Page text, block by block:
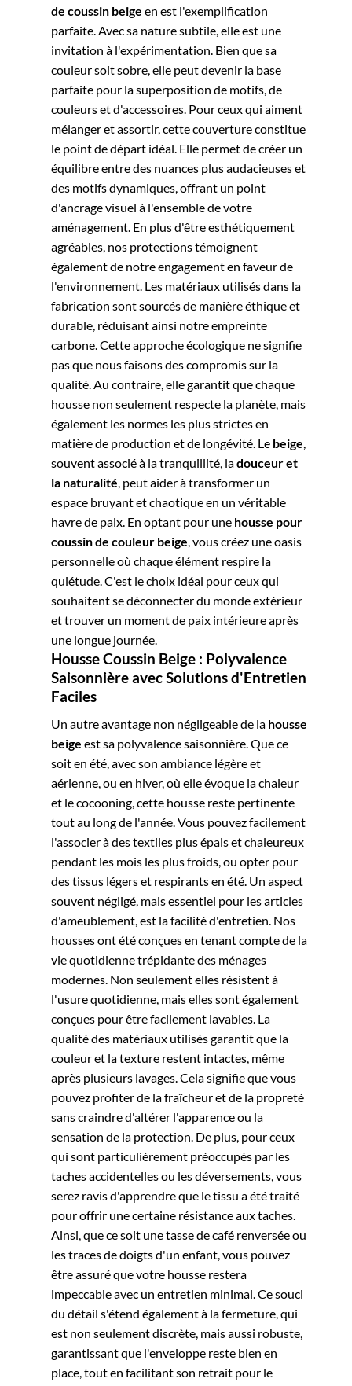
de coussin beige en est l'exemplification
parfaite. Avec sa nature subtile, elle est une
invitation à l'expérimentation. Bien que sa
couleur soit sobre, elle peut devenir la base
parfaite pour la superposition de motifs, de
couleurs et d'accessoires. Pour ceux qui aiment
mélanger et assortir, cette couverture constitue
le point de départ idéal. Elle permet de créer un
équilibre entre des nuances plus audacieuses et
des motifs dynamiques, offrant un point
d'ancrage visuel à l'ensemble de votre
aménagement. En plus d'être esthétiquement
agréables, nos protections témoignent
également de notre engagement en faveur de
l'environnement. Les matériaux utilisés dans la
fabrication sont sourcés de manière éthique et
durable, réduisant ainsi notre empreinte
carbone. Cette approche écologique ne signifie
pas que nous faisons des compromis sur la
qualité. Au contraire, elle garantit que chaque
housse non seulement respecte la planète, mais
également les normes les plus strictes en
matière de production et de longévité. Le beige,
souvent associé à la tranquillité, ladouceur et
la naturalité, peut aider à transformer un
espace bruyant et chaotique en un véritable
havre de paix. En optant pour une housse pour
coussin de couleur beige, vous créez une oasis
personnelle où chaque élément respire la
quiétude. C'est le choix idéal pour ceux qui
souhaitent se déconnecter du monde extérieur
et trouver un moment de paix intérieure après
une longue journée.
Housse Coussin Beige : Polyvalence
Saisonnière avec Solutions d'Entretien
Faciles
Un autre avantage non négligeable de la housse
beige est sa polyvalence saisonnière. Que ce
soit en été, avec son ambiance légère et
aérienne, ou en hiver, où elle évoque la chaleur
et le cocooning, cette housse reste pertinente
tout au long de l'année. Vous pouvez facilement
l'associer à des textiles plus épais et chaleureux
pendant les mois les plus froids, ou opter pour
des tissus légers et respirants en été. Un aspect
souvent négligé, mais essentiel pour les articles
d'ameublement, est la facilité d'entretien. Nos
housses ont été conçues en tenant compte de la
vie quotidienne trépidante des ménages
modernes. Non seulement elles résistent à
l'usure quotidienne, mais elles sont également
conçues pour être facilement lavables. La
qualité des matériaux utilisés garantit que la
couleur et la texture restent intactes, même
après plusieurs lavages. Cela signifie que vous
pouvez profiter de la fraîcheur et de la propreté
sans craindre d'altérer l'apparence ou la
sensation de la protection. De plus, pour ceux
qui sont particulièrement préoccupés par les
taches accidentelles ou les déversements, vous
serez ravis d'apprendre que le tissu a été traité
pour offrir une certaine résistance aux taches.
Ainsi, que ce soit une tasse de café renversée ou
les traces de doigts d'un enfant, vous pouvez
être assuré que votre housse restera
impeccable avec un entretien minimal.Ce souci
du détail s'étend également à la fermeture, qui
est non seulement discrète, mais aussi robuste,
garantissant que l'enveloppe reste bien en
place, tout en facilitant son retrait pour le